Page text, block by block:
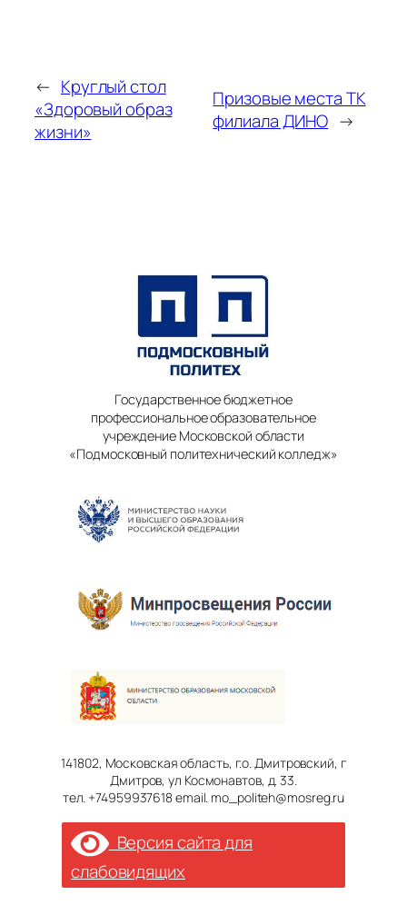
← Круглый стол
«Здоровый образ
жизни»
Призовые места ТК
филиала ДИНО →
Государственное бюджетное
профессиональное образовательное
учреждение Московской области
«Подмосковный политехнический колледж»
141802, Московская область, г.о. Дмитровский, г
Дмитров, ул Космонавтов, д. 33.
тел. +74959937618 email. mo_politeh@mosreg.ru
Версия сайта для
слабовидящих